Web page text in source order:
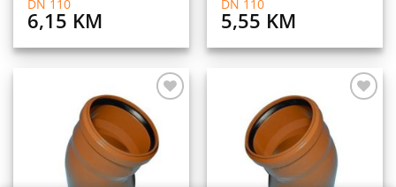
DN 110
6,15 KM
DN 110
5,55 KM
listu
želja